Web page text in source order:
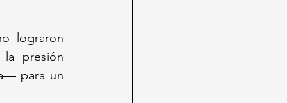
lograron
presión
para un